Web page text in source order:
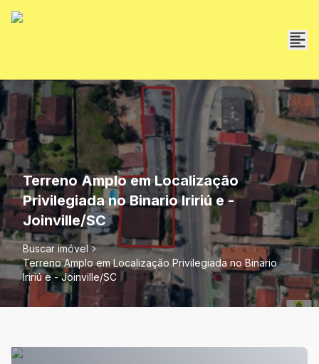
Terreno Amplo em Localização
Privilegiada no Binario Iririú e -
Joinville/SC
Buscar imóvel
Terreno Amplo em Localização Privilegiada no Binario
Iririú e - Joinville/SC